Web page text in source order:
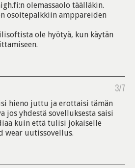
olemassaolo täälläkin.
osoitepalkkiin amppareiden
ole hyötyä, kun käytän
3/7
hieno juttu ja erottaisi tämän
jos yhdestä sovelluksesta saisi
kuin että tulisi jokaiselle
wear uutissovellus.